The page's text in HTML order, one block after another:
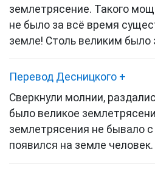
землетрясение. Такого
не было за всё время
земле! Столь великим было
Перевод Десницкого +
Сверкнули молнии,
было великое
землетрясения не бывало с
появился на земле человек.